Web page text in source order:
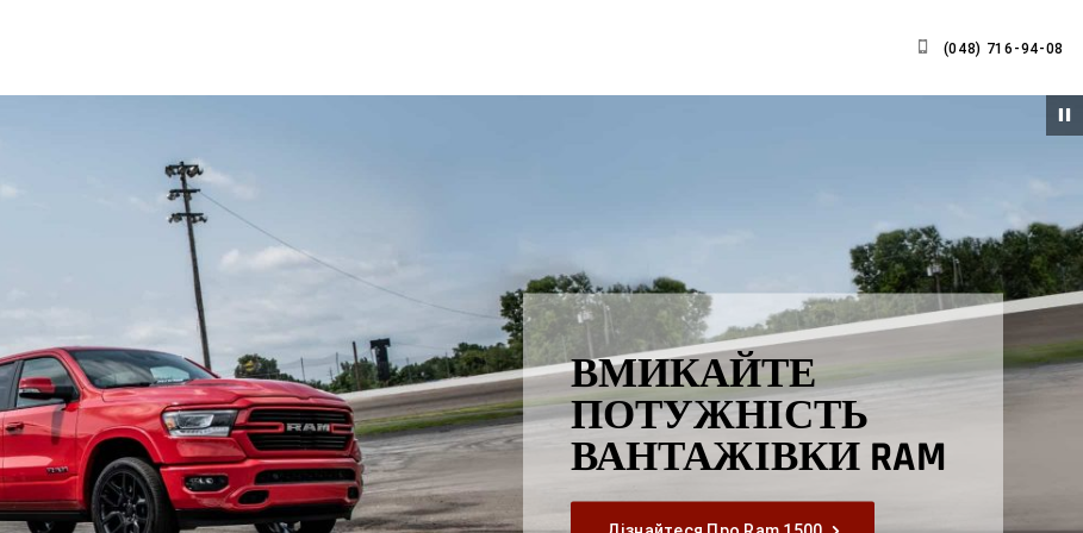
(048) 716-94-08
ВМИКАЙТЕ
ПОТУЖНІСТЬ
ВАНТАЖІВКИ RAM